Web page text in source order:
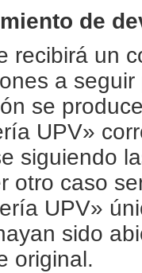
de
recibirá un
a
se
UPV»
siguiendo
otro caso
UPV»
sido
original.